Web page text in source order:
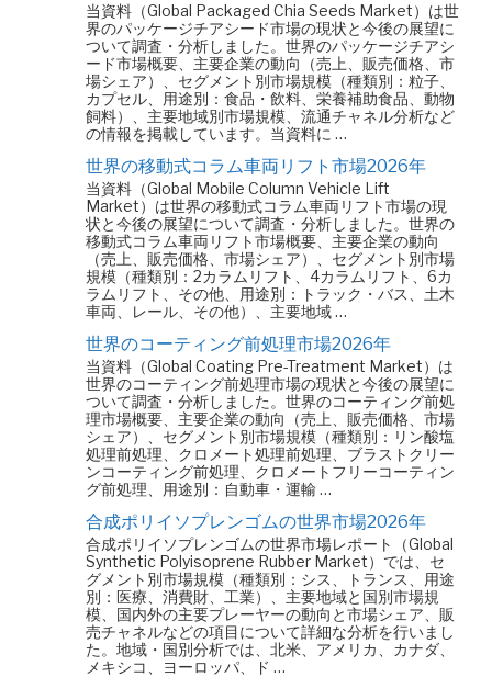
当資料（Global Packaged Chia Seeds Market）は世
界のパッケージチアシード市場の現状と今後の展望に
ついて調査・分析しました。世界のパッケージチアシ
ード市場概要、主要企業の動向（売上、販売価格、市
場シェア）、セグメント別市場規模（種類別：粒子、
カプセル、用途別：食品・飲料、栄養補助食品、動物
飼料）、主要地域別市場規模、流通チャネル分析など
の情報を掲載しています。当資料に …
世界の移動式コラム車両リフト市場2026年
当資料（Global Mobile Column Vehicle Lift
Market）は世界の移動式コラム車両リフト市場の現
状と今後の展望について調査・分析しました。世界の
移動式コラム車両リフト市場概要、主要企業の動向
（売上、販売価格、市場シェア）、セグメント別市場
規模（種類別：2カラムリフト、4カラムリフト、6カ
ラムリフト、その他、用途別：トラック・バス、土木
車両、レール、その他）、主要地域 …
世界のコーティング前処理市場2026年
当資料（Global Coating Pre-Treatment Market）は
世界のコーティング前処理市場の現状と今後の展望に
ついて調査・分析しました。世界のコーティング前処
理市場概要、主要企業の動向（売上、販売価格、市場
シェア）、セグメント別市場規模（種類別：リン酸塩
処理前処理、クロメート処理前処理、ブラストクリー
ンコーティング前処理、クロメートフリーコーティン
グ前処理、用途別：自動車・運輸 …
合成ポリイソプレンゴムの世界市場2026年
合成ポリイソプレンゴムの世界市場レポート（Global
Synthetic Polyisoprene Rubber Market）では、セ
グメント別市場規模（種類別：シス、トランス、用途
別：医療、消費財、工業）、主要地域と国別市場規
模、国内外の主要プレーヤーの動向と市場シェア、販
売チャネルなどの項目について詳細な分析を行いまし
た。地域・国別分析では、北米、アメリカ、カナダ、
メキシコ、ヨーロッパ、ド …